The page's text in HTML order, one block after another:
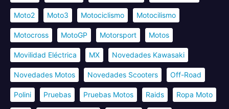
Moto2 Moto3 Motociclismo Motocilismo
Motocross MotoGP Motorsport Motos
Movilidad Eléctrica MX Novedades Kawasaki
Novedades Motos Novedades Scooters Off-Road
Polini Pruebas Pruebas Motos Raids Ropa Moto